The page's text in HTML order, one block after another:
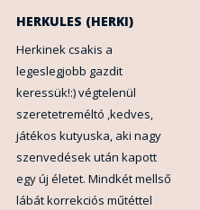
HERKULES (HERKI)
Herkinek csakis a
legeslegjobb gazdit
keressük!:) végtelenül
szeretetreméltó ,kedves,
játékos kutyuska, aki nagy
szenvedések után kapott
egy új életet. Mindkét mellső
lábát korrekciós műtéttel